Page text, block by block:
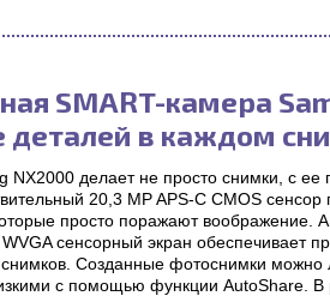
SMART-камера
в каждом
NX2000 делает не просто снимки, с
20,3 MP APS-C CMOS сенсор
просто поражают воображение.
сенсорный экран обеспечивает
Созданные фотоснимки можно
с помощью функции AutoShare. В